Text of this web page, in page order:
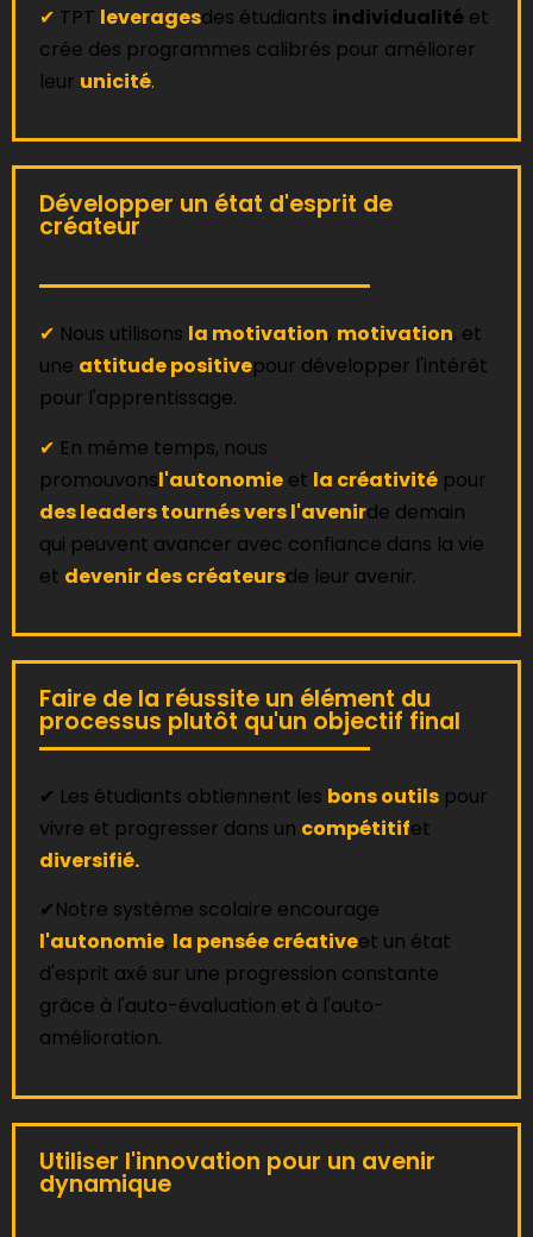
✔ TPT leveragesdes étudiants individualité et
crée des programmes calibrés pour améliorer
leur unicité.
Développer un état d'esprit de
créateur
✔ Nous utilisons la motivation, motivation, et
une attitude positivepour développer l'intérêt
pour l'apprentissage.
✔ En même temps, nous
promouvonsl'autonomie et la créativité pour
des leaders tournés vers l'avenirde demain
qui peuvent avancer avec confiance dans la vie
et devenir des créateursde leur avenir.
Faire de la réussite un élément du
processus plutôt qu'un objectif final
✔ Les étudiants obtiennent les bons outils pour
vivre et progresser dans un compétitifet
diversifié.
✔Notre système scolaire encourage
l'autonomie, la pensée créativeet un état
d'esprit axé sur une progression constante
grâce à l'auto-évaluation et à l'auto-
amélioration.
Utiliser l'innovation pour un avenir
dynamique